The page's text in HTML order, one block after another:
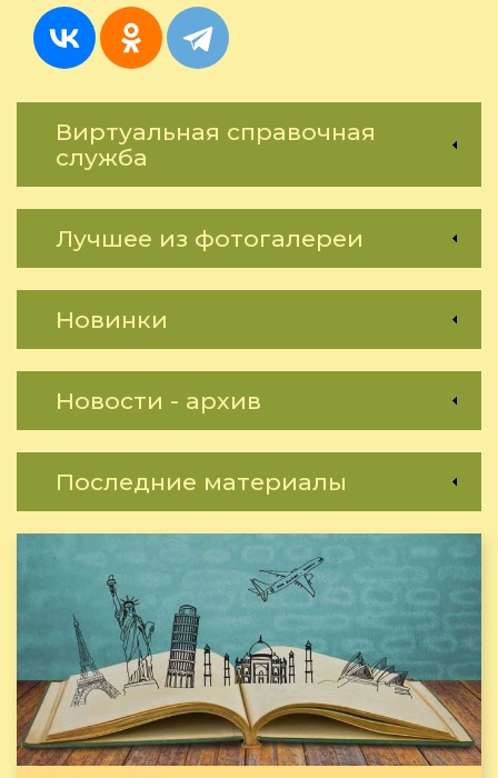
Виртуальная справочная
служба
Лучшее из фотогалереи
Новинки
Новости - архив
Последние материалы